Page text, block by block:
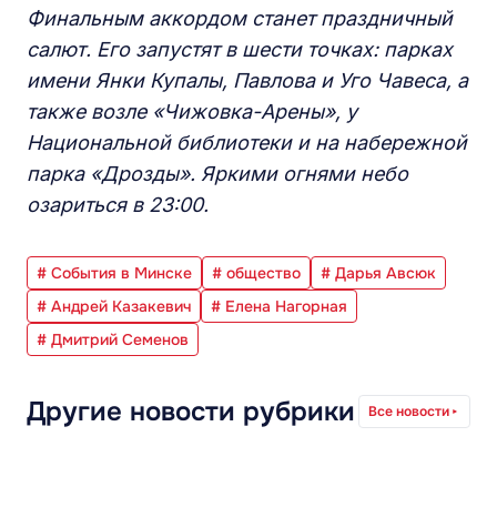
Финальным аккордом станет праздничный
салют. Его запустят в шести точках: парках
имени Янки Купалы, Павлова и Уго Чавеса, а
также возле «Чижовка-Арены», у
Национальной библиотеки и на набережной
парка «Дрозды». Яркими огнями небо
озариться в 23:00.
# События в Минске # общество
# Дарья Авсюк
# Андрей Казакевич
# Елена Нагорная
# Дмитрий Семенов
Другие новости рубрики Все новости